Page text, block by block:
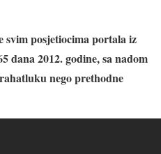
svim posjetiocima portala iz
dana 2012. godine, sa nadom
nego prethodne